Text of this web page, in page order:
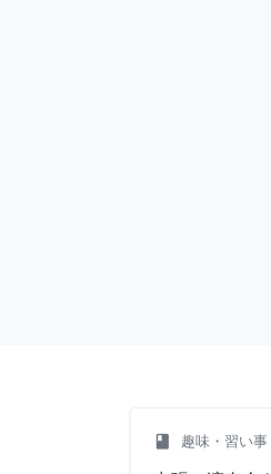
class 趣味・習い事